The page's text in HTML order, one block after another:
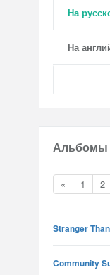
На
На
Альбомы
« 1 2
Stranger
Community